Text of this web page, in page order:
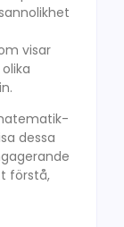
visar
dessa
förstå,